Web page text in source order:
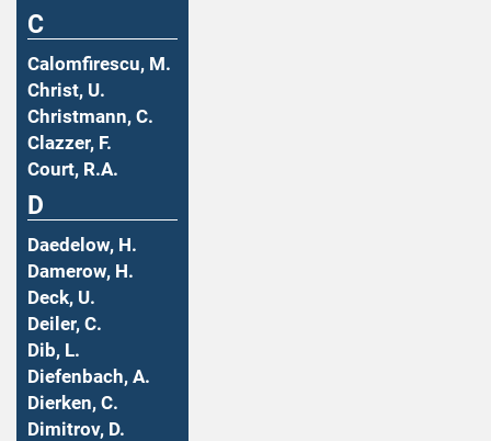
C
Calomfirescu, M.
Christ, U.
Christmann, C.
Clazzer, F.
Court, R.A.
D
Daedelow, H.
Damerow, H.
Deck, U.
Deiler, C.
Dib, L.
Diefenbach, A.
Dierken, C.
Dimitrov, D.